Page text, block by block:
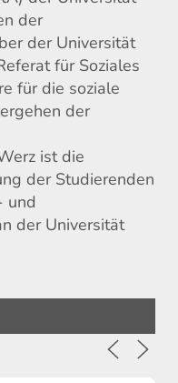
der
der Universität
für Soziales
für die soziale
der
ist die
der Studierenden
und
der Universität